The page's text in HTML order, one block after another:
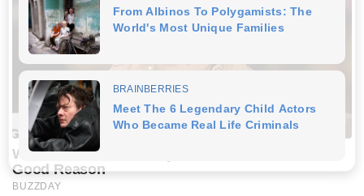
We’ve Never Seen Dolly Parton's Hand, And For
Good Reason
BUZZDAY